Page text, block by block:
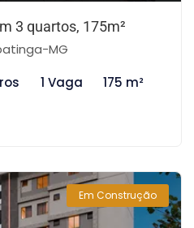
3 quartos, 175m²
MG
1 Vaga 175 m²
Em Construção